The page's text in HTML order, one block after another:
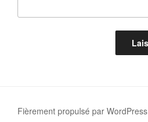
e
Fièrement propulsé par WordPress